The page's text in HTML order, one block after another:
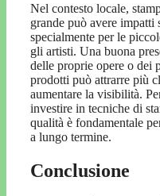
Nel contesto locale,
grande può avere
specialmente per le
gli artisti. Una buona
delle proprie opere o dei
prodotti può attrarre più
aumentare la visibilità.
investire in tecniche di
qualità è fondamentale
a lungo termine.
Conclusione